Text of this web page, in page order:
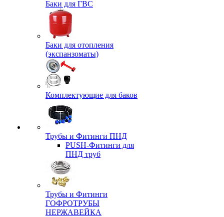
Баки для ГВС
Баки для отопления
(экспанзоматы)
Комплектующие для баков
Трубы и Фитинги ПНД
PUSH-Фитинги для
ПНД труб
Трубы и Фитинги
ГОФРОТРУБЫ
НЕРЖАВЕЙКА